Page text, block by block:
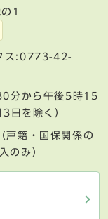
1
ス:0773-42-
分から午後5時15
日を除く）
戸籍・国保関係の
のみ）